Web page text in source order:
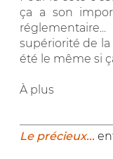
ça a son
supériorité de la
été le même si
À plus
Le précieux...